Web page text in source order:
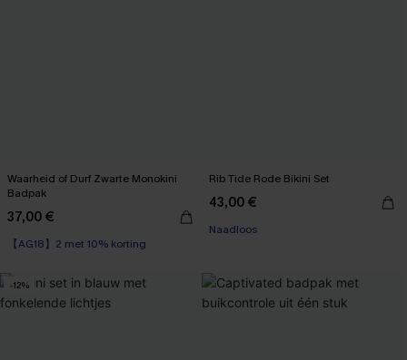
Waarheid of Durf Zwarte Monokini
Badpak
37,00 €
【AG18】2 met 10% korting
Rib Tide Rode Bikini Set
43,00 €
【AG18】2 met 10% korting
Naadloos
-12%